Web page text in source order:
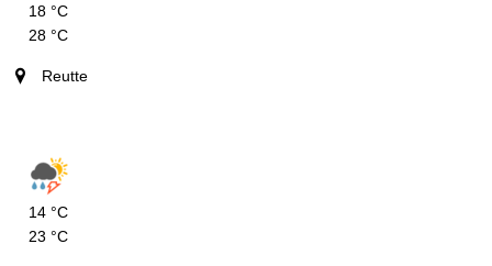
18 °C
28 °C
Reutte
14 °C
23 °C